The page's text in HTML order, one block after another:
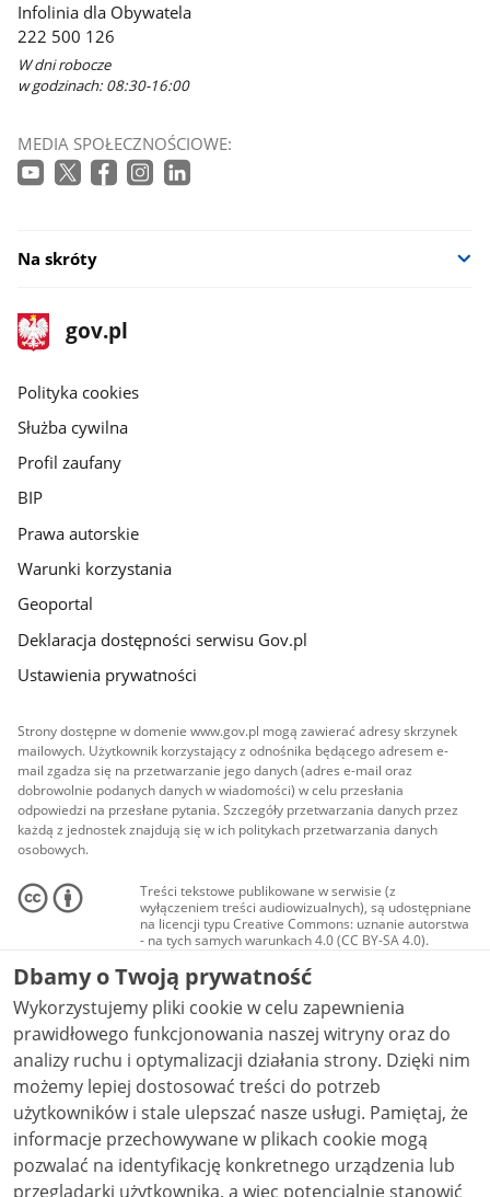
Infolinia dla Obywatela
222 500 126
W dni robocze
w godzinach: 08:30-16:00
MEDIA SPOŁECZNOŚCIOWE:
Na skróty
stopka
gov.pl
Strona
gov.pl
gov.pl
Polityka cookies
Służba cywilna
Profil zaufany
BIP
Prawa autorskie
Warunki korzystania
Geoportal
Deklaracja dostępności serwisu Gov.pl
Ustawienia prywatności
Strony dostępne w domenie www.gov.pl mogą zawierać adresy skrzynek
mailowych. Użytkownik korzystający z odnośnika będącego adresem e-
mail zgadza się na przetwarzanie jego danych (adres e-mail oraz
dobrowolnie podanych danych w wiadomości) w celu przesłania
odpowiedzi na przesłane pytania. Szczegóły przetwarzania danych przez
każdą z jednostek znajdują się w ich politykach przetwarzania danych
osobowych.
Treści tekstowe publikowane w serwisie (z
wyłączeniem treści audiowizualnych), są udostępniane
na licencji typu Creative Commons: uznanie autorstwa
- na tych samych warunkach 4.0 (CC BY-SA 4.0).
Materiały audiowizualne, w tym zdjęcia, materiały
audio i wideo, są udostępniane na licencji typu
Creative Commons: uznanie autorstwa użycie
niekomercyjne - bez utworów zależnych 4.0 (CC BY-
NC-ND 4.0), o ile nie jest to stwierdzone inaczej.
Dbamy o Twoją prywatność
Wykorzystujemy pliki cookie w celu zapewnienia
prawidłowego funkcjonowania naszej witryny oraz do
analizy ruchu i optymalizacji działania strony. Dzięki nim
możemy lepiej dostosować treści do potrzeb
użytkowników i stale ulepszać nasze usługi. Pamiętaj, że
informacje przechowywane w plikach cookie mogą
pozwalać na identyfikację konkretnego urządzenia lub
przeglądarki użytkownika, a więc potencjalnie stanowić